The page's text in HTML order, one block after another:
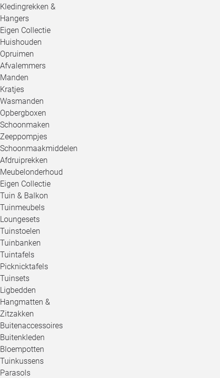
Kledingrekken &
Hangers
Eigen Collectie
Huishouden
Opruimen
Afvalemmers
Manden
Kratjes
Wasmanden
Opbergboxen
Schoonmaken
Zeeppompjes
Schoonmaakmiddelen
Afdruiprekken
Meubelonderhoud
Eigen Collectie
Tuin & Balkon
Tuinmeubels
Loungesets
Tuinstoelen
Tuinbanken
Tuintafels
Picknicktafels
Tuinsets
Ligbedden
Hangmatten &
Zitzakken
Buitenaccessoires
Buitenkleden
Bloempotten
Tuinkussens
Parasols